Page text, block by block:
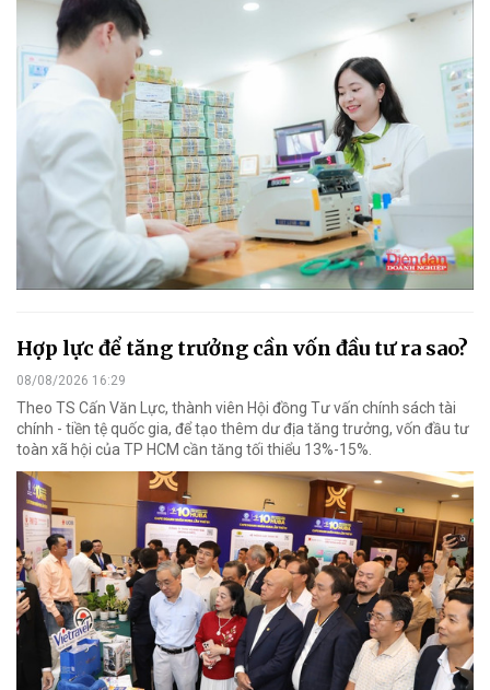
Hợp lực để tăng trưởng cần vốn đầu tư ra sao?
08/08/2026 16:29
Theo TS Cấn Văn Lực, thành viên Hội đồng Tư vấn chính sách tài
chính - tiền tệ quốc gia, để tạo thêm dư địa tăng trưởng, vốn đầu tư
toàn xã hội của TP HCM cần tăng tối thiểu 13%-15%.